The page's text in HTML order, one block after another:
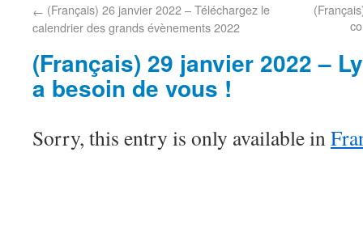
← (Français) 26 janvier 2022 – Téléchargez le
calendrier des grands évènements 2022
(Français) 29 janvier 2022 –
a besoin de vous !
Sorry, this entry is only available in